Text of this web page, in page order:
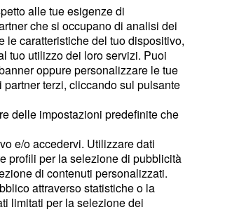
alle tue esigenze di
che si occupano di analisi dei
le caratteristiche del tuo dispositivo,
tuo utilizzo dei loro servizi. Puoi
oppure personalizzare le tue
terzi, cliccando sul pulsante
delle impostazioni predefinite che
e/o accedervi. Utilizzare dati
profili per la selezione di pubblicità
di contenuti personalizzati.
attraverso statistiche o la
limitati per la selezione dei